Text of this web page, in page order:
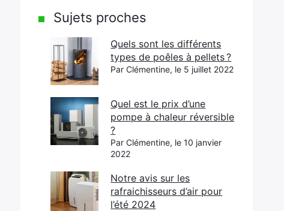
Sujets proches
Quels sont les différents
types de poêles à pellets ?
Par Clémentine, le 5 juillet 2022
Quel est le prix d’une
pompe à chaleur réversible
?
Par Clémentine, le 10 janvier
2022
Notre avis sur les
rafraichisseurs d’air pour
l’été 2024